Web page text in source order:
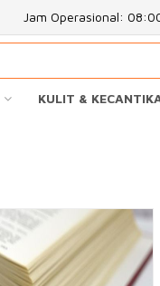
Jam Operasional:
KULIT &